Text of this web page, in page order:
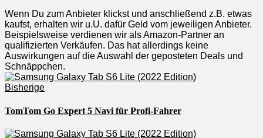
Wenn Du zum Anbieter klickst und anschließend z.B. etwas
kaufst, erhalten wir u.U. dafür Geld vom jeweiligen Anbieter.
Beispielsweise verdienen wir als Amazon-Partner an
qualifizierten Verkäufen. Das hat allerdings keine
Auswirkungen auf die Auswahl der geposteten Deals und
Schnäppchen.
Bisherige
TomTom Go Expert 5 Navi für Profi-Fahrer